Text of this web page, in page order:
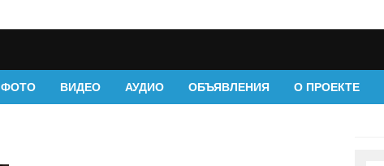
ФОТО ВИДЕО АУДИО ОБЪЯВЛЕНИЯ О ПРОЕКТЕ